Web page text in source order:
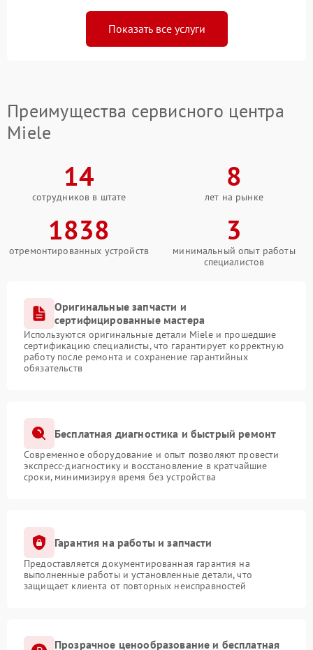
Показать все услуги
Преимущества сервисного центра
Miele
14
сотрудников в штате
8
лет на рынке
1838
отремонтированных устройств
3
минимальный опыт работы
специалистов
Оригинальные запчасти и
сертифицированные мастера
Используются оригинальные детали Miele и прошедшие
сертификацию специалисты, что гарантирует корректную
работу после ремонта и сохранение гарантийных
обязательств
Бесплатная диагностика и быстрый ремонт
Современное оборудование и опыт позволяют провести
экспресс-диагностику и восстановление в кратчайшие
сроки, минимизируя время без устройства
Гарантия на работы и запчасти
Предоставляется документированная гарантия на
выполненные работы и установленные детали, что
защищает клиента от повторных неисправностей
Прозрачное ценообразование и бесплатная